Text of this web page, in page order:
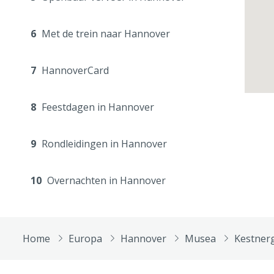
6 Met de trein naar Hannover
7 HannoverCard
8 Feestdagen in Hannover
9 Rondleidingen in Hannover
10 Overnachten in Hannover
Home Europa Hannover Musea